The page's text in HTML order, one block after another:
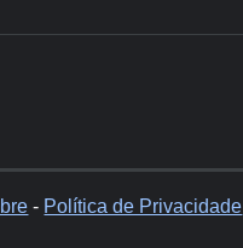
- Política de Privacidade